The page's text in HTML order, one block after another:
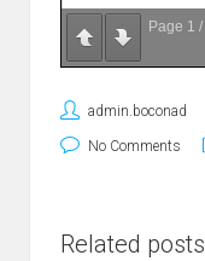
Page 1 /
admin.boconad
No Comments
Related posts